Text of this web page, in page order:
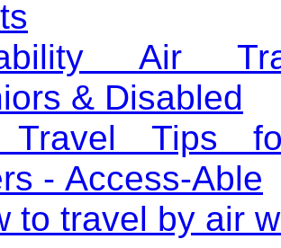
Air
& Disabled
Tips
- Access-Able
to travel by air